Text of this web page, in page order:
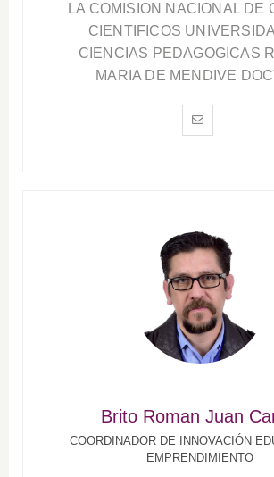
LA COMISION NACIONAL DE
CIENTIFICOS
CIENCIAS PEDAGOGICAS
MARIA DE MENDIVE
Brito Roman Juan
COORDINADOR DE INNOVACIÓN
EMPRENDIMIENTO